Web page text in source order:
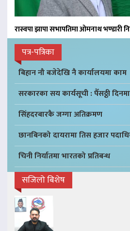
रास्वपा झापा सभापतिमा ओमनाथ भण्डारी
पत्र-पत्रिका
बिहान नौ बजेदेखि नै कार्यालयमा काम
सरकारका सय कार्यसूची : पैँसठ्ठी
सिंहदरबारकै जग्गा अतिक्रमण
छानबिनको दायरामा तिस हजार
चिनी निर्यातमा भारतको प्रतिबन्ध
सजिलो बिशेष